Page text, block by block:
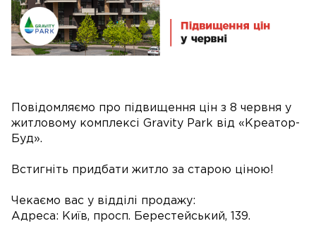
Повідомляємо про підвищення цін з 8 червня у
житловому комплексі Gravity Park від «Креатор-
Буд».
Встигніть придбати житло за старою ціною!
Чекаємо вас у відділі продажу:
Адреса: Київ, просп. Берестейський, 139.